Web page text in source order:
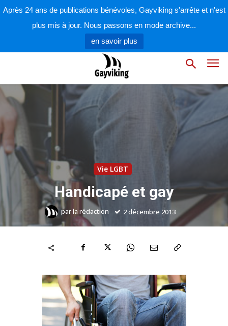
Après 24 ans de publications bénévoles, Gayviking s'arrête et n'est
plus mis à jour. Nous passons en mode archive...
en savoir plus
Vie LGBT
Handicapé et gay
parla rédaction 2 décembre 2013